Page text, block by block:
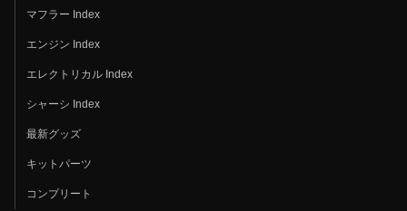
マフラー Index
エンジン Index
エレクトリカル Index
シャーシ Index
最新グッズ
キットパーツ
コンプリート